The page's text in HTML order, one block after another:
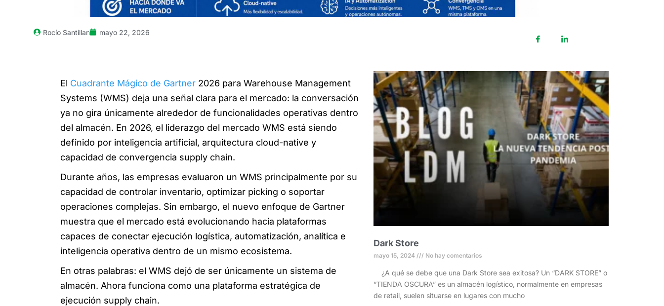
Rocío Santillan mayo 22, 2026
El Cuadrante Mágico de Gartner 2026 para Warehouse Management
Systems (WMS) deja una señal clara para el mercado: la conversación
ya no gira únicamente alrededor de funcionalidades operativas dentro
del almacén. En 2026, el liderazgo del mercado WMS está siendo
definido por inteligencia artificial, arquitectura cloud-native y
capacidad de convergencia supply chain.
Durante años, las empresas evaluaron un WMS principalmente por su
capacidad de controlar inventario, optimizar picking o soportar
operaciones complejas. Sin embargo, el nuevo enfoque de Gartner
muestra que el mercado está evolucionando hacia plataformas
capaces de conectar ejecución logística, automatización, analítica e
inteligencia operativa dentro de un mismo ecosistema.
En otras palabras: el WMS dejó de ser únicamente un sistema de
almacén. Ahora funciona como una plataforma estratégica de
ejecución supply chain.
Dark Store
mayo 15, 2024 No hay comentarios
¿A qué se debe que una Dark Store sea exitosa? Un “DARK STORE” o
“TIENDA OSCURA” es un almacén logístico, normalmente en empresas
de retail, suelen situarse en lugares con mucho